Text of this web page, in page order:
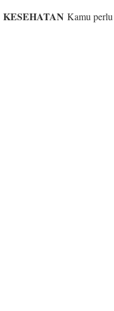
KESEHATAN Kamu